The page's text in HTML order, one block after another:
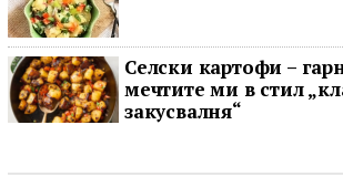
Селски картофи –
мечтите ми в стил
закусвалня“